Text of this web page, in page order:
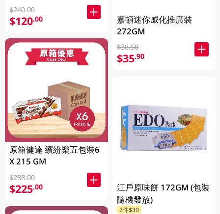
$240.00
$120.00
原箱健達 繽紛樂五包裝6
X 215 GM
$288.00
$225.00
嘉頓迷你威化推廣裝
272GM
$38.50
$35.90
江戶原味餅 172GM (包裝
隨機發放)
2件$30